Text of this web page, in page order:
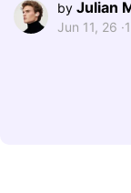
by Julian
Jun 11, 26 ·